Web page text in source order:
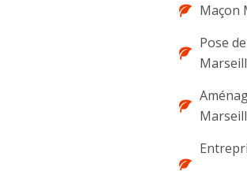
Maçon
Pose